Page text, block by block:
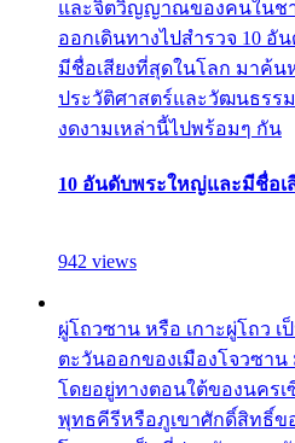
และจิตวิญญาณของคนในชา
ออกเดินทางไปสำรวจ 10
มีชื่อเสียงที่สุดในโลก มาค้น
ประวัติศาสตร์และวัฒนธรร
งดงามเหล่านี้ไปพร้อมๆ กัน
10 อันดับพระใหญ่และมีชื่อเ
942 views
ผู่โถวซาน หรือ เกาะผู่โถว เ
ตะวันออกของเมืองโจวซาน
โดยอยู่ทางตอนใต้ของนครเ
พุทธคีรีหรือภูเขาศักดิ์สิทธิ์ข